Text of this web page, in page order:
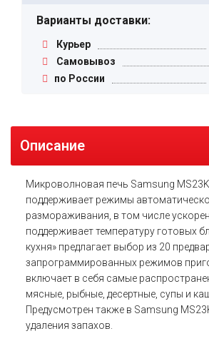
Варианты доставки:
Курьер
Самовывоз
по России
Описание
Микроволновая печь Samsung
поддерживает режимы
размораживания, в том числе
поддерживает температуру готовых
кухня» предлагает выбор из 20
запрограммированных режимов
включает в себя самые
мясные, рыбные, десертные, супы и
Предусмотрен также в Samsung
удаления запахов.